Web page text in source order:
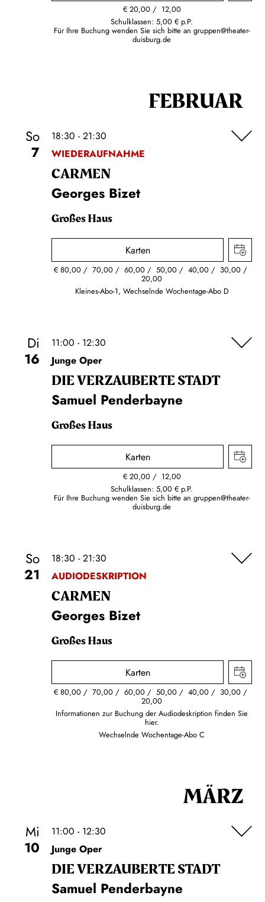
€ 20,00
12,00
Schulklassen: 5,00 € p.P.
Für Ihre Buchung wenden Sie sich bitte an gruppen@theater-
duisburg.de
FEBRUAR
So
7
18:30 - 21:30
WIEDERAUFNAHME
CARMEN
Georges Bizet
Großes Haus
Karten
€80,00 70,00 60,00 50,00 40,00 30,00
20,00
Kleines-Abo-1, Wechselnde Wochentage-Abo D
Di
16
11:00 - 12:30
Junge Oper
DIE VERZAUBERTE STADT
Samuel Penderbayne
Großes Haus
Karten
€ 20,00
12,00
Schulklassen: 5,00 € p.P.
Für Ihre Buchung wenden Sie sich bitte an gruppen@theater-
duisburg.de
So
21
18:30 - 21:30
AUDIODESKRIPTION
CARMEN
Georges Bizet
Großes Haus
Karten
€80,00 70,00 60,00 50,00 40,00 30,00
20,00
Informationen zur Buchung der Audiodeskription finden Sie
hier.
Wechselnde Wochentage-Abo C
MÄRZ
Mi
10
11:00 - 12:30
Junge Oper
DIE VERZAUBERTE STADT
Samuel Penderbayne